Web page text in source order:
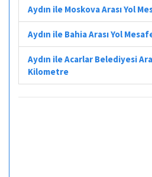
Aydın ile Moskova Arası Yol
Aydın ile Bahia Arası Yol
Aydın ile Acarlar Belediyesi
Kilometre